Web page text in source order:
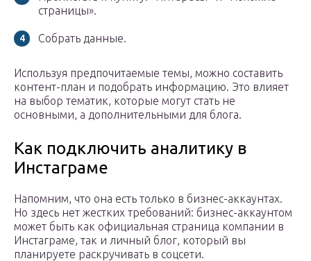
страницы».
Собрать данные.
Используя предпочитаемые темы, можно составить
контент-план и подобрать информацию. Это влияет
на выбор тематик, которые могут стать не
основными, а дополнительными для блога.
Как подключить аналитику в
Инстаграме
Напомним, что она есть только в бизнес-аккаунтах.
Но здесь нет жестких требований: бизнес-аккаунтом
может быть как официальная страница компании в
Инстаграме, так и личный блог, который вы
планируете раскручивать в соцсети.